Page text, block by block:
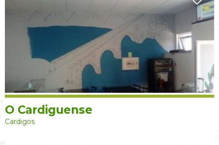
O Cardiguense
Cardigos